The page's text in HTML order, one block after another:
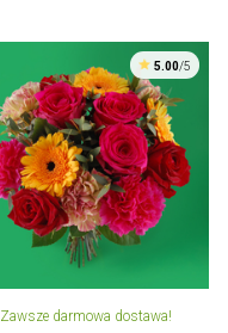
5.00/5
Zawsze darmowa dostawa!